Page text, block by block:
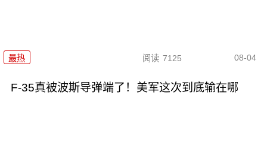
最热 阅读 7125 08-04
F-35真被波斯导弹端了！美军这次到底输在哪